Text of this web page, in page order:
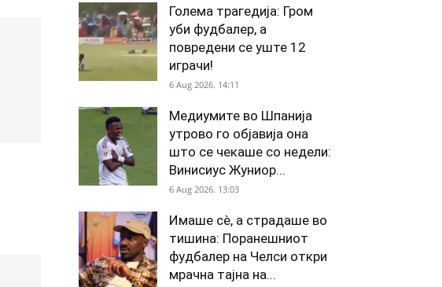
Голема трагедија: Гром
уби фудбалер, а
повредени се уште 12
играчи!
6 Aug 2026. 14:11
Медиумите во Шпанија
утрово го објавија она
што се чекаше со недели:
Винисиус Жуниор...
6 Aug 2026. 13:03
Имаше сè, а страдаше во
тишина: Поранешниот
фудбалер на Челси откри
мрачна тајна на...